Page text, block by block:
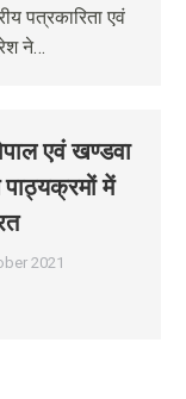
पत्रकारिता एवं
ने…
एवं खण्‍डवा
में
2021